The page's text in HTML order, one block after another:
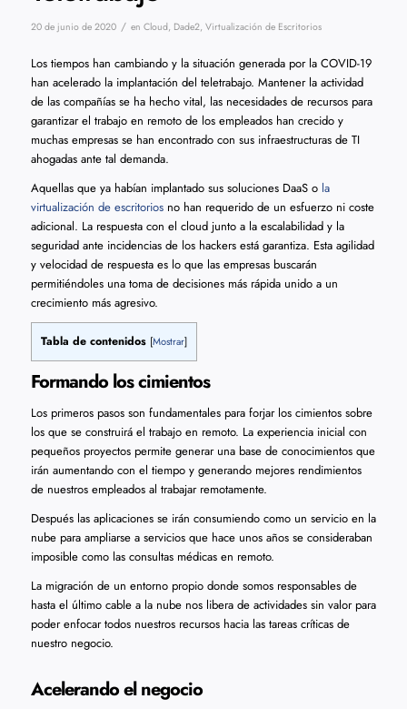
20 de junio de 2020 / en Cloud, Dade2, Virtualización de Escritorios
Los tiempos han cambiando y la situación generada por la COVID-19
han acelerado la implantación del teletrabajo. Mantener la actividad
de las compañías se ha hecho vital, las necesidades de recursos para
garantizar el trabajo en remoto de los empleados han crecido y
muchas empresas se han encontrado con sus infraestructuras de TI
ahogadas ante tal demanda.
Aquellas que ya habían implantado sus soluciones DaaS o la
virtualización de escritoriosno han requerido de un esfuerzo ni coste
adicional. La respuesta con el cloud junto a la escalabilidad y la
seguridad ante incidencias de los hackers está garantiza. Esta agilidad
y velocidad de respuesta es lo que las empresas buscarán
permitiéndoles una toma de decisiones más rápida unido a un
crecimiento más agresivo.
Tabla de contenidos [Mostrar]
Formando los cimientos
Los primeros pasos son fundamentales para forjar los cimientos sobre
los que se construirá el trabajo en remoto. La experiencia inicial con
pequeños proyectos permite generar una base de conocimientos que
irán aumentando con el tiempo y generando mejores rendimientos
de nuestros empleados al trabajar remotamente.
Después las aplicaciones se irán consumiendo como un servicio en la
nube para ampliarse a servicios que hace unos años se consideraban
imposible como las consultas médicas en remoto.
La migración de un entorno propio donde somos responsables de
hasta el último cable a la nube nos libera de actividades sin valor para
poder enfocar todos nuestros recursos hacia las tareas críticas de
nuestro negocio.
Acelerando el negocio